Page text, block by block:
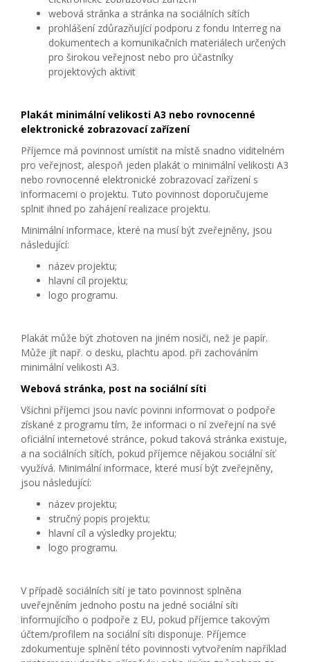
webová stránka a stránka na sociálních sítích
prohlášení zdůrazňující podporu z fondu Interreg na
dokumentech a komunikačních materiálech určených
pro širokou veřejnost nebo pro účastníky
projektových aktivit
Plakát minimální velikosti A3 nebo rovnocenné
elektronické zobrazovací zařízení
Příjemce má povinnost umístit na místě snadno viditelném
pro veřejnost, alespoň jeden plakát o minimální velikosti A3
nebo rovnocenné elektronické zobrazovací zařízení s
informacemi o projektu. Tuto povinnost doporučujeme
splnit ihned po zahájení realizace projektu.
Minimální informace, které na musí být zveřejněny, jsou
následující:
název projektu;
hlavní cíl projektu;
logo programu.
Plakát může být zhotoven na jiném nosiči, než je papír.
Může jít např. o desku, plachtu apod. při zachováním
minimální velikosti A3.
Webová stránka, post na sociální síti
Všichni příjemci jsou navíc povinni informovat o podpoře
získané z programu tím, že informaci o ní zveřejní na své
oficiální internetové stránce, pokud taková stránka existuje,
a na sociálních sítích, pokud příjemce nějakou sociální síť
využívá. Minimální informace, které musí být zveřejněny,
jsou následující:
název projektu;
stručný popis projektu;
hlavní cíl a výsledky projektu;
logo programu.
V případě sociálních sítí je tato povinnost splněna
uveřejněním jednoho postu na jedné sociální síti
informujícího o podpoře z EU, pokud příjemce takovým
účtem/profilem na sociální síti disponuje. Příjemce
zdokumentuje splnění této povinnosti vytvořením například